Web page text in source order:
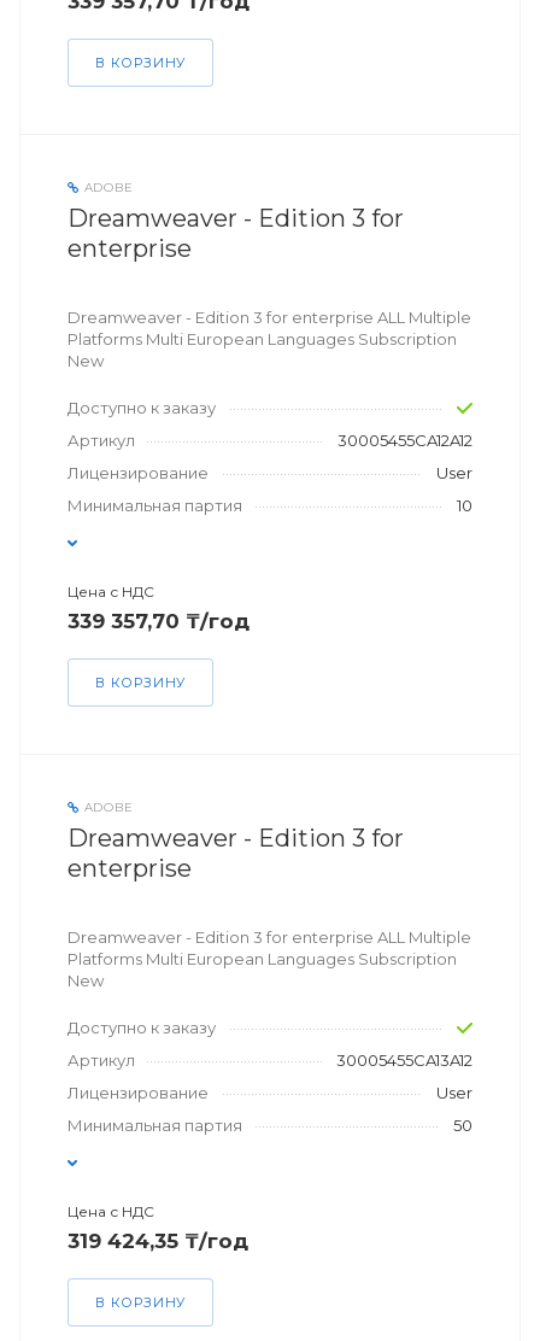
В КОРЗИНУ
ADOBE
Dreamweaver - Edition 3 for
enterprise
Dreamweaver - Edition 3 for enterprise ALL Multiple
Platforms Multi European Languages Subscription
New
Доступно к заказу
Артикул
30005455CA12A12
Лицензирование
User
Минимальная партия
10
Цена с НДС
339 357,70 ₸/год
В КОРЗИНУ
ADOBE
Dreamweaver - Edition 3 for
enterprise
Dreamweaver - Edition 3 for enterprise ALL Multiple
Platforms Multi European Languages Subscription
New
Доступно к заказу
Артикул
30005455CA13A12
Лицензирование
User
Минимальная партия
50
Цена с НДС
319 424,35 ₸/год
В КОРЗИНУ